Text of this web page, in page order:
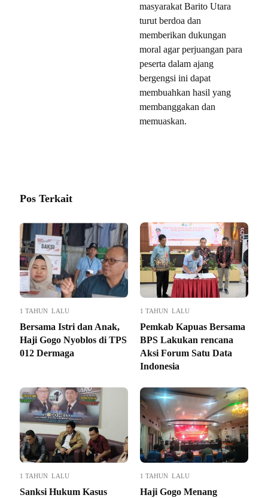
masyarakat Barito Utara
turut berdoa dan
memberikan dukungan
moral agar perjuangan para
peserta dalam ajang
bergengsi ini dapat
membuahkan hasil yang
membanggakan dan
memuaskan.
Pos Terkait
1 TAHUN LALU
Bersama Istri dan Anak,
Haji Gogo Nyoblos di TPS
012 Dermaga
1 TAHUN LALU
Pemkab Kapuas Bersama
BPS Lakukan rencana
Aksi Forum Satu Data
Indonesia
1 TAHUN LALU
Sanksi Hukum Kasus
1 TAHUN LALU
Haji Gogo Menang